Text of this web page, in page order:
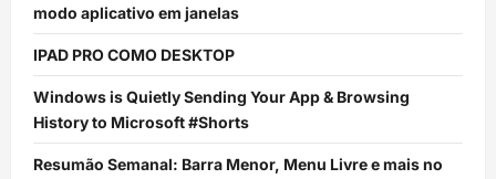
modo aplicativo em janelas
IPAD PRO COMO DESKTOP
Windows is Quietly Sending Your App & Browsing
History to Microsoft #Shorts
Resumão Semanal: Barra Menor, Menu Livre e mais no